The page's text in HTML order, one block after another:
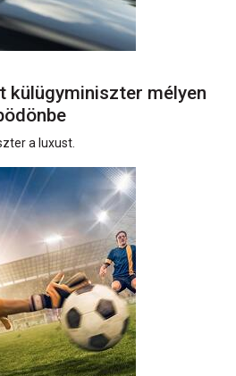
külügyminiszter mélyen
a luxust.